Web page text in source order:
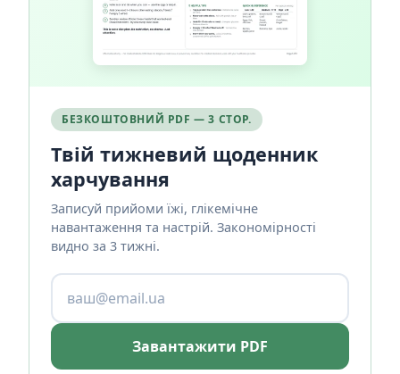
БЕЗКОШТОВНИЙ PDF — 3 СТОР.
Твій тижневий щоденник
харчування
Записуй прийоми їжі, глікемічне
навантаження та настрій. Закономірності
видно за 3 тижні.
Завантажити PDF